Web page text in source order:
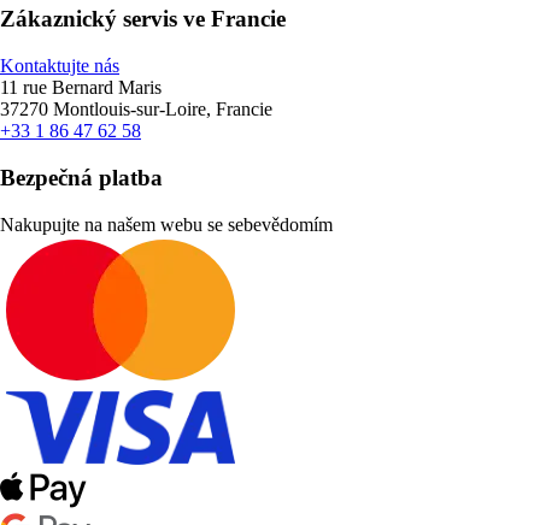
Zákaznický servis ve Francie
Kontaktujte nás
11 rue Bernard Maris
37270 Montlouis-sur-Loire, Francie
+33 1 86 47 62 58
Bezpečná platba
Nakupujte na našem webu se sebevědomím